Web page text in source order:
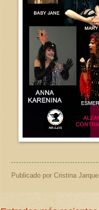
Publicado por Cristina Jarque